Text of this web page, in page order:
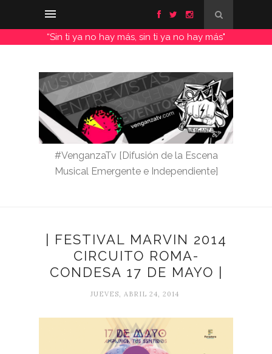
“Sin ti ya no hay más, sin ti ya no hay más"
#VenganzaTv [Difusión de la Escena
Musical Emergente e Independiente]
| FESTIVAL MARVIN 2014
CIRCUITO ROMA-
CONDESA 17 DE MAYO |
JUEVES, ABRIL 24, 2014